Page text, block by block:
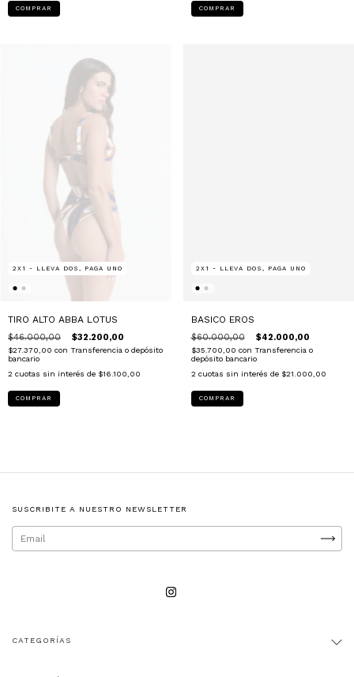
COMPRAR COMPRAR
2X1 - LLEVA DOS, PAGA UNO
TIRO ALTO ABBA LOTUS
$46.000,00 $32.200,00
$27.370,00 con Transferencia o depósito
bancario
2 cuotas sin interés de $16.100,00
COMPRAR
2X1 - LLEVA DOS, PAGA UNO
BASICO EROS
$60.000,00 $42.000,00
$35.700,00 con Transferencia o
depósito bancario
2 cuotas sin interés de $21.000,00
COMPRAR
SUSCRIBITE A NUESTRO NEWSLETTER
CATEGORÍAS